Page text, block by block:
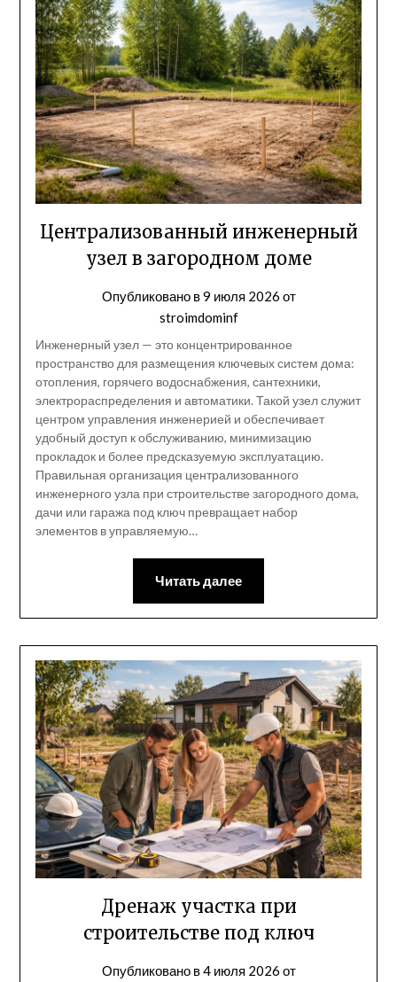
Централизованный инженерный
узел в загородном доме
Опубликовано в9 июля 2026 от
stroimdominf
Инженерный узел — это концентрированное
пространство для размещения ключевых систем дома:
отопления, горячего водоснабжения, сантехники,
электрораспределения и автоматики. Такой узел служит
центром управления инженерией и обеспечивает
удобный доступ к обслуживанию, минимизацию
прокладок и более предсказуемую эксплуатацию.
Правильная организация централизованного
инженерного узла при строительстве загородного дома,
дачи или гаража под ключ превращает набор
элементов в управляемую…
Читать далее
Дренаж участка при
строительстве под ключ
Опубликовано в4 июля 2026 от